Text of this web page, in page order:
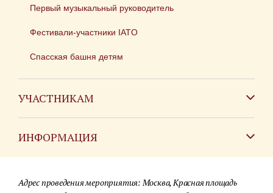
Первый музыкальный руководитель
Фестивали-участники IATO
Спасская башня детям
УЧАСТНИКАМ
ИНФОРМАЦИЯ
Для СМИ
Адрес проведения мероприятия: Москва, Красная площадь